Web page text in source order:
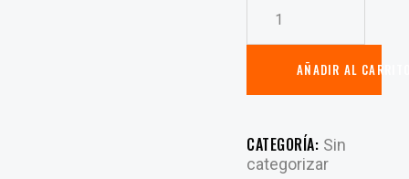
AÑADIR AL
CATEGORÍA: Sin
categorizar